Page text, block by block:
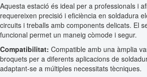
Aquesta estació és ideal per a professionals i
requereixen precisió i eficiència en soldadura
circuits i treballs amb components delicats. El
funcional permet un maneig còmode i segur.
Compatibilitat: Compatible amb una àmplia
broquets per a diferents aplicacions de
adaptant-se a múltiples necessitats tècniques.